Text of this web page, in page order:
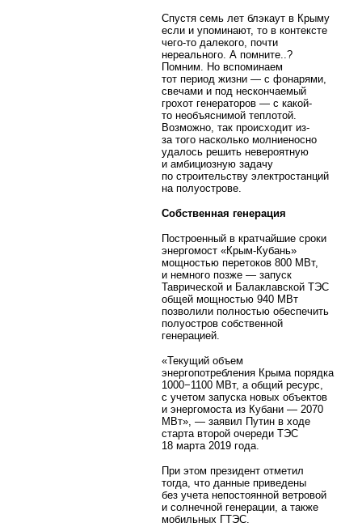
Спустя семь лет блэкаут в Крыму
если и упоминают, то в контексте
чего-то далекого, почти
нереального. А помните..?
Помним. Но вспоминаем
тот период жизни — с фонарями,
свечами и под нескончаемый
грохот генераторов — с какой-
то необъяснимой теплотой.
Возможно, так происходит из-
за того насколько молниеносно
удалось решить невероятную
и амбициозную задачу
по строительству электростанций
на полуострове.
Собственная генерация
Построенный в кратчайшие сроки
энергомост «Крым-Кубань»
мощностью перетоков 800 МВт,
и немного позже — запуск
Таврической и Балаклавской ТЭС
общей мощностью 940 МВт
позволили полностью обеспечить
полуостров собственной
генерацией.
«Текущий объем
энергопотребления Крыма порядка
1000−1100 МВт, а общий ресурс,
с учетом запуска новых объектов
и энергомоста из Кубани — 2070
МВт», — заявил Путин в ходе
старта второй очереди ТЭС
18 марта 2019 года.
При этом президент отметил
тогда, что данные приведены
без учета непостоянной ветровой
и солнечной генерации, а также
мобильных ГТЭС.